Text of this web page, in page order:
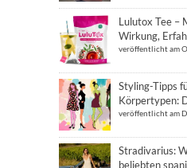
Lulutox Tee –
Wirkung,
veröffentlicht am
Styling-Tipps
Körpertypen:
veröffentlicht am
Stradivarius:
beliebten